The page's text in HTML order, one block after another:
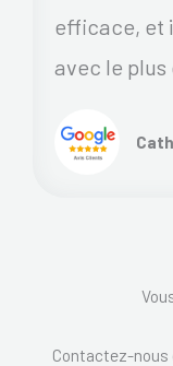
efficace, et
avec le plus
Contactez-nous